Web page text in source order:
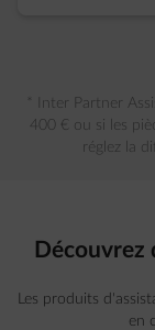
* Inter Partner
400 € ou si les
réglez la
Découvrez
Les produits
en